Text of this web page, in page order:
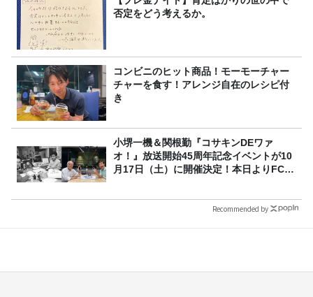
否定をどう考えるか。
コンビニのヒット商品！モーモーチャー
チャーを食す！アレンジ自在のレシピ付
き
小堺一機＆関根勤『コサキンDEワァ
オ！』放送開始45周年記念イベントが10
月17日（土）に開催決定！本日よりFC先
Recommended by